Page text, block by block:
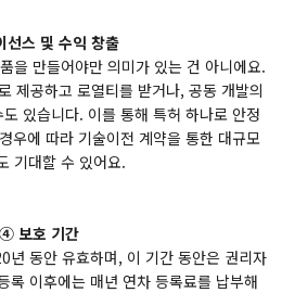
스 및 수익 창출
을 만들어야만 의미가 있는 건 아니에요.
제공하고 로열티를 받거나, 공동 개발의
있습니다. 이를 통해 특허 하나로 안정
우에 따라 기술이전 계약을 통한 대규모
기대할 수 있어요.
④ 보호 기간
년 동안 유효하며, 이 기간 동안은 권리자
록 이후에는 매년 연차 등록료를 납부해